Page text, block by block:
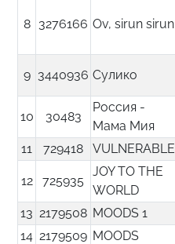
8 3276166 Ov, sirun sirun
9 3440936 Сулико
10 30483
Россия -
Мама Мия
11
729418 VULNERABLE
12 725935
JOY TO THE
WORLD
13 2179508 MOODS 1
14 2179509 MOODS